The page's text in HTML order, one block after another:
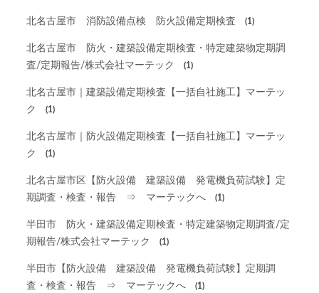
北名古屋市 消防設備点検 防火設備定期検査 (1)
北名古屋市 防火・建築設備定期検査・特定建築物定期調
査/定期報告/株式会社マーテック
(1)
北名古屋市｜建築設備定期検査【一括自社施工】マーテッ
ク
(1)
北名古屋市｜防火設備定期検査【一括自社施工】マーテッ
ク
(1)
北名古屋市区【防火設備 建築設備 発電機負荷試験】定
期調査・検査・報告 ⇒ マーテックへ
(1)
半田市 防火・建築設備定期検査・特定建築物定期調査/定
期報告/株式会社マーテック
(1)
半田市【防火設備 建築設備 発電機負荷試験】定期調
査・検査・報告 ⇒ マーテックへ
(1)